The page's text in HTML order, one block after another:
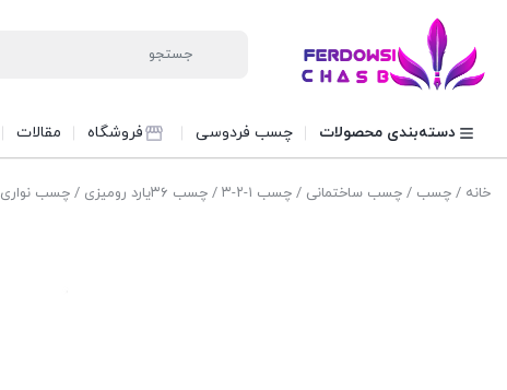
دسته‌بندی محصولات چسب فردوسی فروشگاه مقالات
خانه / چسب / چسب ساختمانی / چسب ۱-۲-۳ / چسب ۳۶یارد رومیزی / چسب نواری ۳۶ یارد تاپ رول